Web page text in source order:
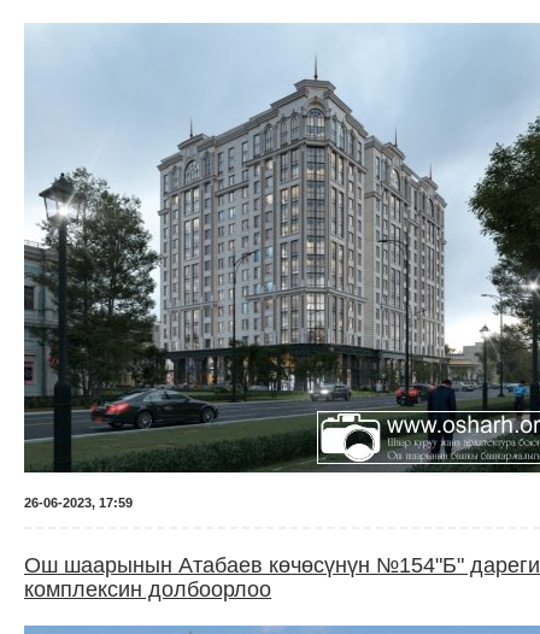
26-06-2023, 17:59
Ош шаарынын Атабаев көчөсүнүн №154"Б"
комплексин долбоорлоо